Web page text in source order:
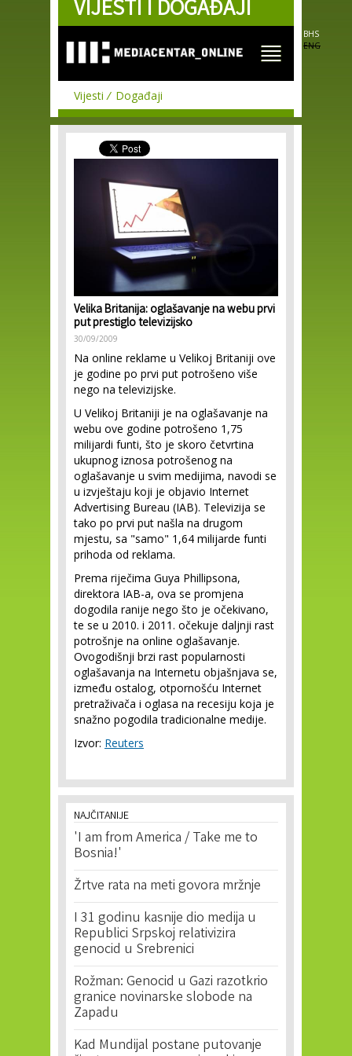
Skip to
main
VIJESTI I DOGAĐAJI
BHS
ENG
Vijesti Događaji
Velika Britanija: oglašavanje na webu prvi
put prestiglo televizijsko
30/09/2009
Na online reklame u Velikoj Britaniji ove
je godine po prvi put potrošeno više
nego na televizijske.
U Velikoj Britaniji je na oglašavanje na
webu ove godine potrošeno 1,75
milijardi funti, što je skoro četvrtina
ukupnog iznosa potrošenog na
oglašavanje u svim medijima, navodi se
u izvještaju koji je objavio Internet
Advertising Bureau (IAB). Televizija se
tako po prvi put našla na drugom
mjestu, sa "samo" 1,64 milijarde funti
prihoda od reklama.
Prema riječima Guya Phillipsona,
direktora IAB-a, ova se promjena
dogodila ranije nego što je očekivano,
te se u 2010. i 2011. očekuje daljnji rast
potrošnje na online oglašavanje.
Ovogodišnji brzi rast popularnosti
oglašavanja na Internetu objašnjava se,
između ostalog, otpornošću Internet
pretraživača i oglasa na recesiju koja je
snažno pogodila tradicionalne medije.
Izvor: Reuters
NAJČITANIJE
'I am from America / Take me to
Bosnia!'
Žrtve rata na meti govora mržnje
I 31 godinu kasnije dio medija u
Republici Srpskoj relativizira
genocid u Srebrenici
Rožman: Genocid u Gazi razotkrio
granice novinarske slobode na
Zapadu
Kad Mundijal postane putovanje